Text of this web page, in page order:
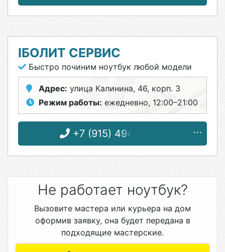
IБОЛИТ СЕРВИС
Быстро починим ноутбук любой модели
Адрес: улица Калинина, 46, корп. 3
Режим работы: ежедневно, 12:00–21:00
+7 (915) 494-78-87
Не работает ноутбук?
Вызовите мастера или курьера на дом
оформив заявку, она будет передана в
подходящие мастерские.